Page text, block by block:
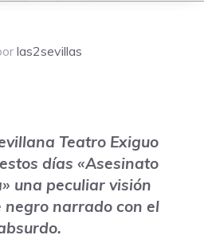
las2sevillas
Teatro Exiguo
días «Asesinato
una peculiar visión
negro narrado con el